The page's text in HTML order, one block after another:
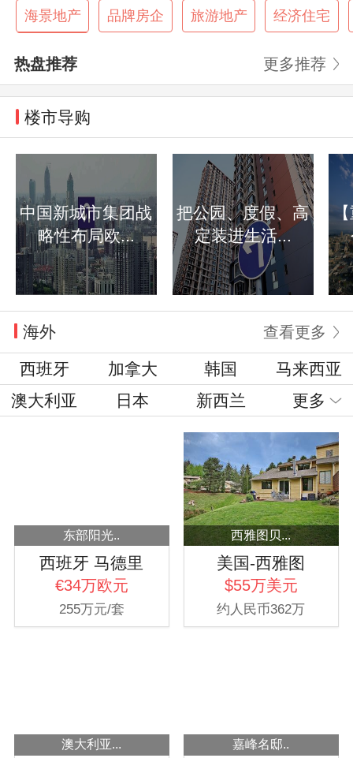
15000元-20000元 20000元-30000元
海景地产 品牌房企 旅游地产
经济住宅
热盘推荐 更多推荐
楼市导购
中国新城市集团战
略性布局欧...
把公园、度假、高
定装进生活...
海外 查看更多
西班牙 加拿大 韩国
马来西亚
澳大利亚
日本 新西兰 更多
东部阳光..
西班牙 马德里
€34万欧元
255万元/套
西雅图贝...
美国-西雅图
$55万美元
约人民币362万
澳大利亚... 嘉峰名邸..